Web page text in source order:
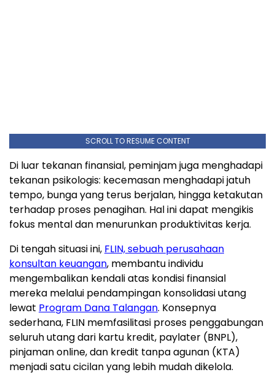
SCROLL TO RESUME CONTENT
Di luar tekanan finansial, peminjam juga menghadapi
tekanan psikologis: kecemasan menghadapi jatuh
tempo, bunga yang terus berjalan, hingga ketakutan
terhadap proses penagihan. Hal ini dapat mengikis
fokus mental dan menurunkan produktivitas kerja.
Di tengah situasi ini, FLIN, sebuah perusahaan
konsultan keuangan, membantu individu
mengembalikan kendali atas kondisi finansial
mereka melalui pendampingan konsolidasi utang
lewat Program Dana Talangan. Konsepnya
sederhana, FLIN memfasilitasi proses penggabungan
seluruh utang dari kartu kredit, paylater (BNPL),
pinjaman online, dan kredit tanpa agunan (KTA)
menjadi satu cicilan yang lebih mudah dikelola.